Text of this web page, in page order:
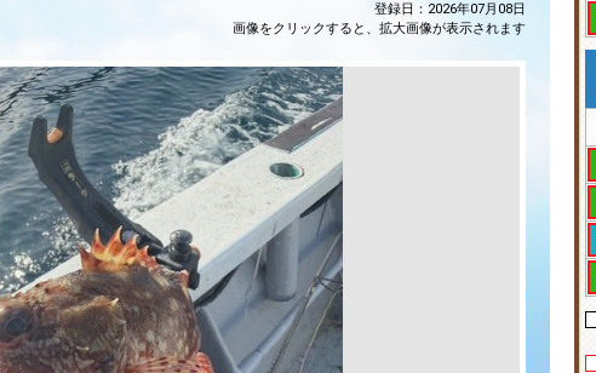
登録日：2026年07月08日
画像をクリックすると、拡大画像が表示されます